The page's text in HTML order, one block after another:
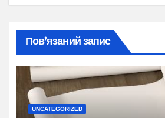
Пов’язаний запис
UNCATEGORIZED